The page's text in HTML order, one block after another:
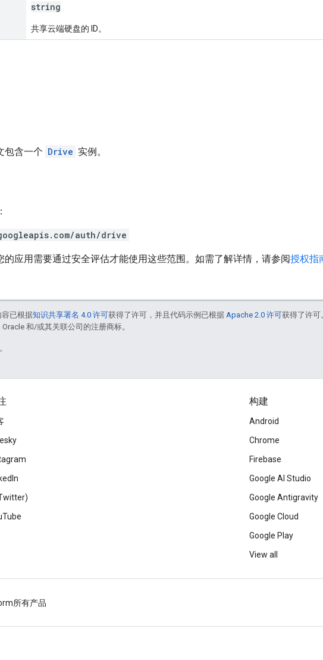
string
共享云端硬盘的 ID。
包含一个 Drive 实例。
auth/drive
的应用需要通过安全评估才能使用这些范围。如需了解详情，请参阅授权指
已根据知识共享署名 4.0 许可获得了许可，并且代码示例已根据 Apache 2.0 许可获得了许可
Oracle 和/或其关联公司的注册商标。
构建
Android
Chrome
Firebase
Google AI Studio
Google Antigravity
Google Cloud
Google Play
View all
所有产品